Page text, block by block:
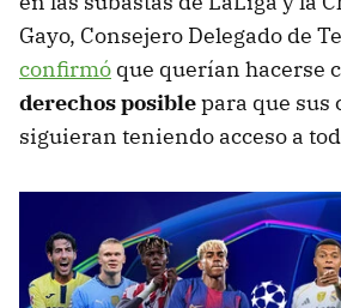
Gayo, Consejero Delegado de
confirmó que querían hacerse
derechos posiblepara que sus
siguieran teniendo acceso a